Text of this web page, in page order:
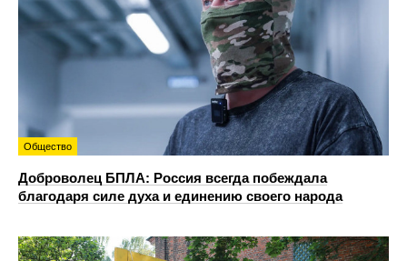
Общество
Доброволец БПЛА: Россия всегда побеждала
благодаря силе духа и единению своего народа